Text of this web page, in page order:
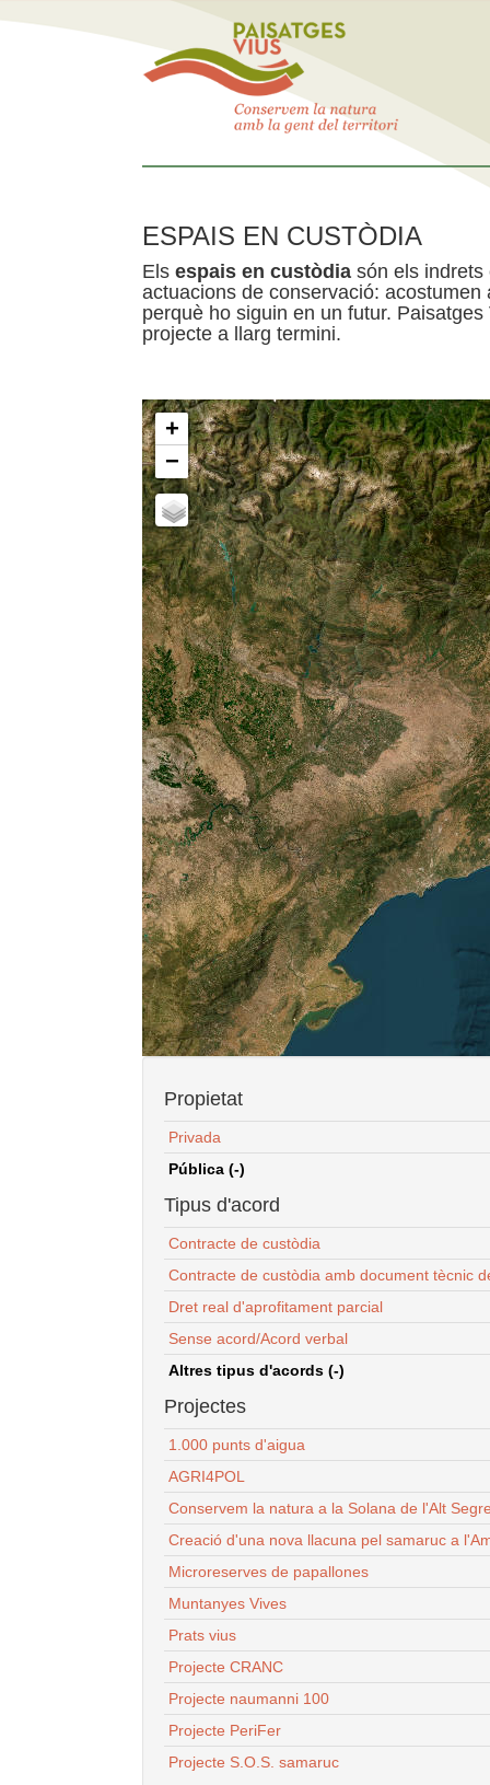
ESPAIS EN CUSTÒDIA
Els espais en custòdia són els indrets
actuacions de conservació:
perquè ho siguin en un futur.
projecte a llarg termini.
+
−
Propietat
Privada
Pública (-)
Tipus d'acord
Contracte de custòdia
Contracte de custòdia amb document tècnic
Dret real d'aprofitament parcial
Sense acord/Acord verbal
Altres tipus d'acords (-)
Projectes
1.000 punts d'aigua
AGRI4POL
Conservem la natura a la Solana de l'Alt
Creació d'una nova llacuna pel samaruc a
Microreserves de papallones
Muntanyes Vives
Prats vius
Projecte CRANC
Projecte naumanni 100
Projecte PeriFer
Projecte S.O.S. samaruc